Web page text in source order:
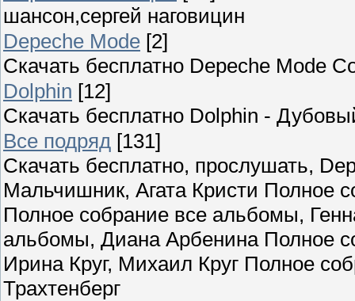
шансон,сергей наговицин
Depeche Mode [2]
Скачать бесплатно Depeche Mode
Dolphin [12]
Скачать бесплатно Dolphin -
Все подряд [131]
Скачать бесплатно, прослушать,
Мальчишник, Агата Кристи Полное
Полное собрание все альбомы,
альбомы, Диана Арбенина Полное
Ирина Круг, Михаил Круг Полное
Трахтенберг